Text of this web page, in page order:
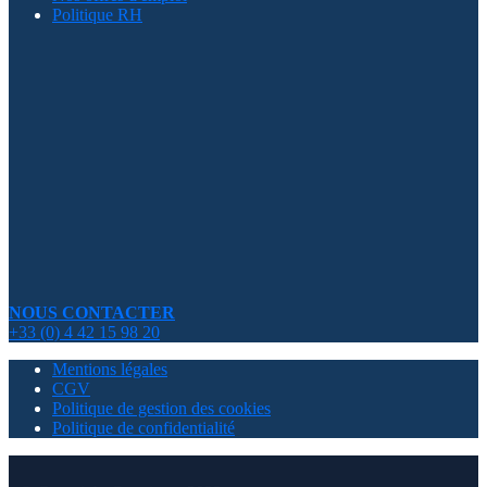
Politique RH
NOUS CONTACTER
+33 (0) 4 42 15 98 20
Mentions légales
CGV
Politique de gestion des cookies
Politique de confidentialité